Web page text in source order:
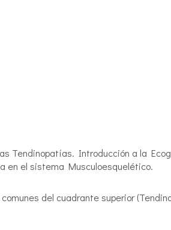
Tendinopatías. Introducción a la
en el sistema Musculoesquelético.
del cuadrante superior